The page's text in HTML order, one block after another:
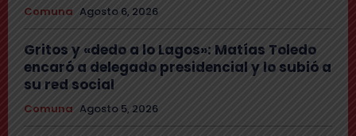
Comuna Agosto 6, 2026
Gritos y «dedo a lo Lagos»: Matías Toledo
encaró a delegado presidencial y lo subió a
su red social
Comuna Agosto 5, 2026